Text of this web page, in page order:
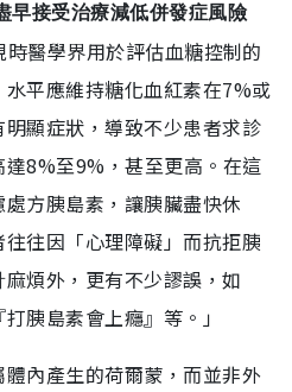
早接受治療減低併發症風險
醫學界用於評估血糖控制的
水平應維持糖化血紅素在7%或
顯症狀，導致不少患者求診
8%至9%，甚至更高。在這
方胰島素，讓胰臟盡快休
往因「心理障礙」而抗拒胰
煩外，更有不少謬誤，如
胰島素會上癮』等。」
內產生的荷爾蒙，而並非外